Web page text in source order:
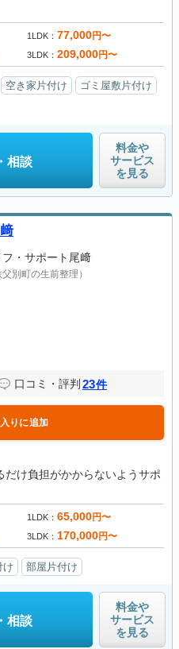
1LDK 77,000円〜
3LDK 209,000円〜
空き家片付け
ゴミ屋敷片付け
相談
料金や
サービス
を見る
フ・サポート尾﨑
別町の生前整理）
口コミ・評判 23件
りに追加
け負担がかからないようサポ
1LDK 65,000円〜
3LDK 170,000円〜
け 部屋片付け
相談
料金や
サービス
を見る